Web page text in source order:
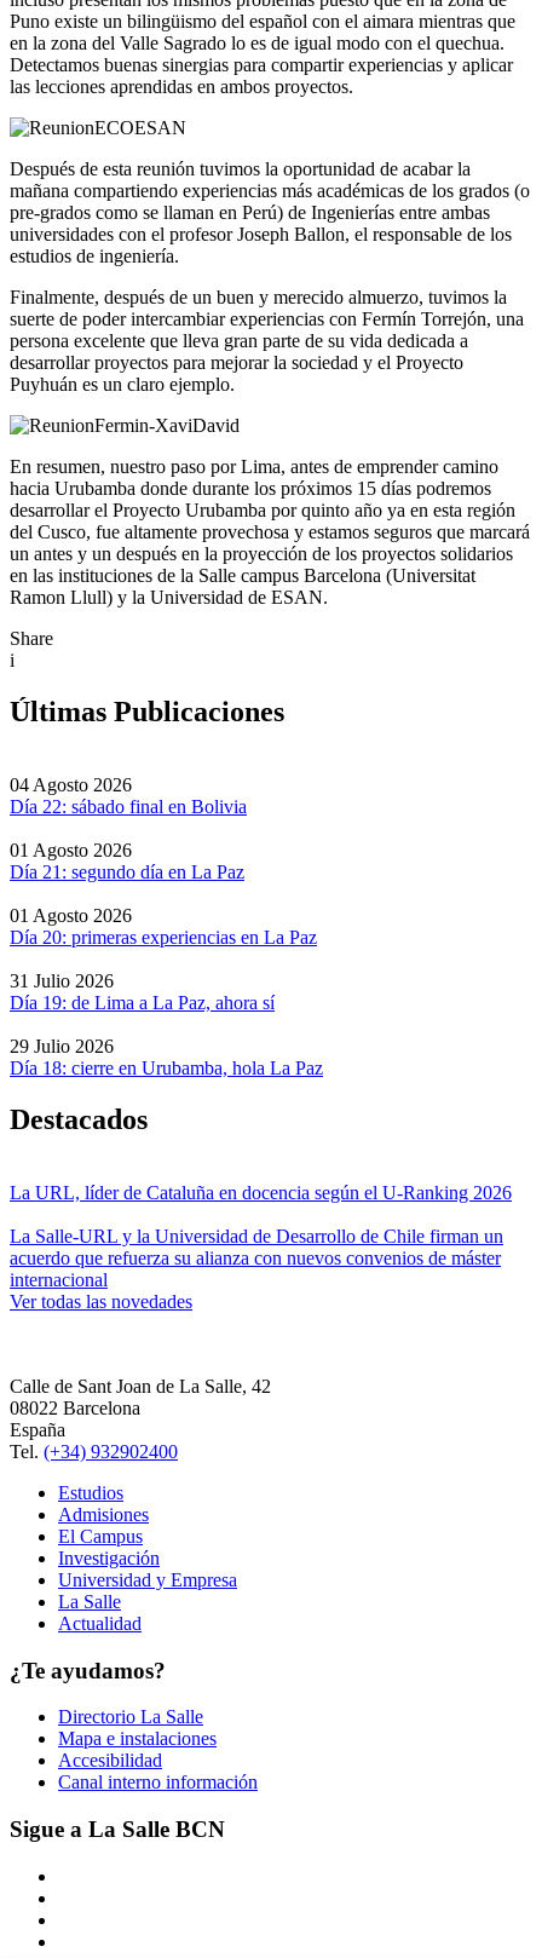
Puno existe un bilingüismo del español con el aimara mientras que
en la zona del Valle Sagrado lo es de igual modo con el quechua.
Detectamos buenas sinergias para compartir experiencias y aplicar
las lecciones aprendidas en ambos proyectos.
Después de esta reunión tuvimos la oportunidad de acabar la
mañana compartiendo experiencias más académicas de los grados (o
pre-grados como se llaman en Perú) de Ingenierías entre ambas
universidades con el profesor Joseph Ballon, el responsable de los
estudios de ingeniería.
Finalmente, después de un buen y merecido almuerzo, tuvimos la
suerte de poder intercambiar experiencias con Fermín Torrejón, una
persona excelente que lleva gran parte de su vida dedicada a
desarrollar proyectos para mejorar la sociedad y el Proyecto
Puyhuán es un claro ejemplo.
En resumen, nuestro paso por Lima, antes de emprender camino
hacia Urubamba donde durante los próximos 15 días podremos
desarrollar el Proyecto Urubamba por quinto año ya en esta región
del Cusco, fue altamente provechosa y estamos seguros que marcará
un antes y un después en la proyección de los proyectos solidarios
en las instituciones de la Salle campus Barcelona (Universitat
Ramon Llull) y la Universidad de ESAN.
Share
i
Últimas Publicaciones
04 Agosto 2026
Día 22: sábado final en Bolivia
01 Agosto 2026
Día 21: segundo día en La Paz
01 Agosto 2026
Día 20: primeras experiencias en La Paz
31 Julio 2026
Día 19: de Lima a La Paz, ahora sí
29 Julio 2026
Día 18: cierre en Urubamba, hola La Paz
Destacados
La URL, líder de Cataluña en docencia según el U-Ranking 2026
La Salle-URL y la Universidad de Desarrollo de Chile firman un
acuerdo que refuerza su alianza con nuevos convenios de máster
internacional
Ver todas las novedades
Calle de Sant Joan de La Salle, 42
08022 Barcelona
España
Tel. (+34) 932902400
Estudios
Admisiones
El Campus
Investigación
Universidad y Empresa
La Salle
Actualidad
¿Te ayudamos?
Directorio La Salle
Mapa e instalaciones
Accesibilidad
Canal interno información
Sigue a La Salle BCN